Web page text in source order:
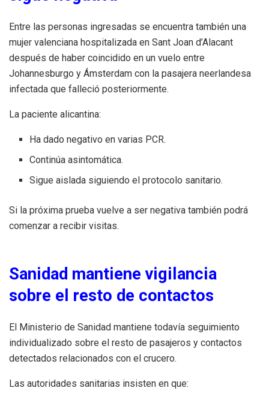
Entre las personas ingresadas se encuentra también una
mujer valenciana hospitalizada en Sant Joan d’Alacant
después de haber coincidido en un vuelo entre
Johannesburgo y Ámsterdam con la pasajera neerlandesa
infectada que falleció posteriormente.
La paciente alicantina:
Ha dado negativo en varias PCR.
Continúa asintomática.
Sigue aislada siguiendo el protocolo sanitario.
Si la próxima prueba vuelve a ser negativa también podrá
comenzar a recibir visitas.
Sanidad mantiene vigilancia
sobre el resto de contactos
El Ministerio de Sanidad mantiene todavía seguimiento
individualizado sobre el resto de pasajeros y contactos
detectados relacionados con el crucero.
Las autoridades sanitarias insisten en que: